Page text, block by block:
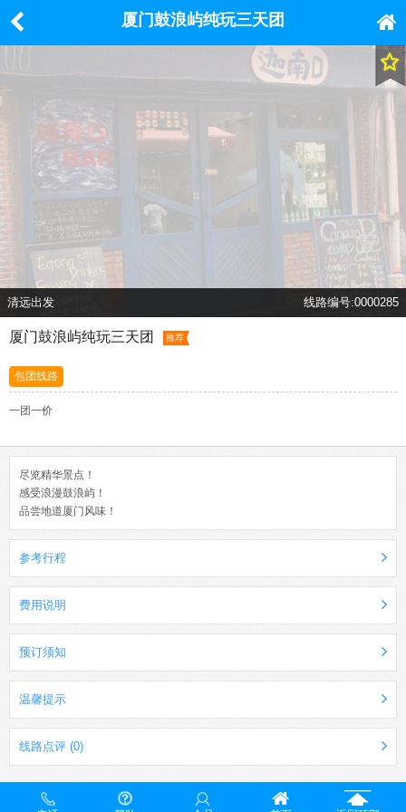
厦门鼓浪屿纯玩三天团
清远出发 线路编号:0000285
厦门鼓浪屿纯玩三天团 推荐
包团线路
一团一价
尽览精华景点！
感受浪漫鼓浪屿！
品尝地道厦门风味！
参考行程
费用说明
预订须知
温馨提示
线路点评 (0)